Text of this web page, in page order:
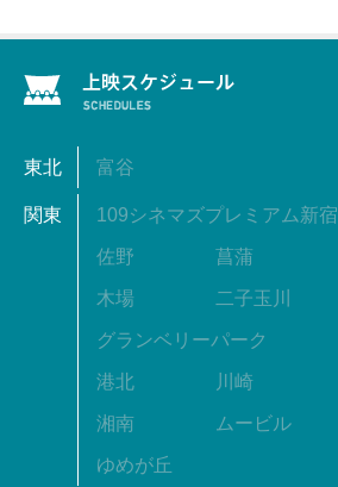
東北 富谷
関東 109シネマズプレミアム新宿
佐野 菖蒲
木場 二子玉川
グランベリーパーク
港北 川崎
湘南 ムービル
ゆめが丘